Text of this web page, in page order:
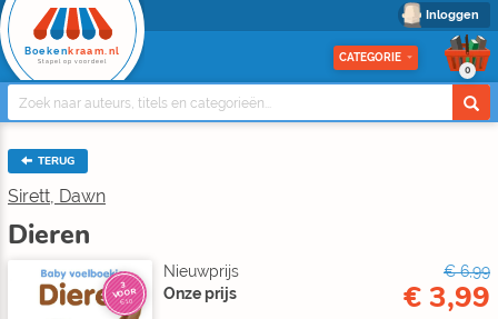
Inloggen
Boeken kraam.nl
Stapel op voordeel CATEGORIE
0
TERUG
Sirett, Dawn
Dieren
3
VOOR
€10
Nieuwprijs
€ 6,99
Onze prijs
€ 3,99